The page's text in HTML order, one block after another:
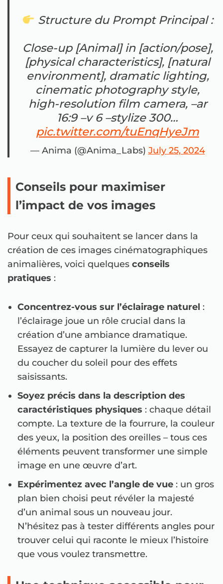
Structure du Prompt Principal :
Close-up [Animal] in [action/pose],
[physical characteristics], [natural
environment], dramatic lighting,
cinematic photography style,
high-resolution film camera, –ar
16:9 –v 6 –stylize 300…
pic.twitter.com/tuEnqHyeJm
— Anima (@Anima_Labs) July 25, 2024
Conseils pour maximiser
l’impact de vos images
Pour ceux qui souhaitent se lancer dans la
création de ces images cinématographiques
animalières, voici quelques conseils
pratiques :
Concentrez-vous sur l’éclairage naturel :
l’éclairage joue un rôle crucial dans la
création d’une ambiance dramatique.
Essayez de capturer la lumière du lever ou
du coucher du soleil pour des effets
saisissants.
Soyez précis dans la description des
caractéristiques physiques : chaque détail
compte. La texture de la fourrure, la couleur
des yeux, la position des oreilles – tous ces
éléments peuvent transformer une simple
image en une œuvre d’art.
Expérimentez avec l’angle de vue : un gros
plan bien choisi peut révéler la majesté
d’un animal sous un nouveau jour.
N’hésitez pas à tester différents angles pour
trouver celui qui raconte le mieux l’histoire
que vous voulez transmettre.